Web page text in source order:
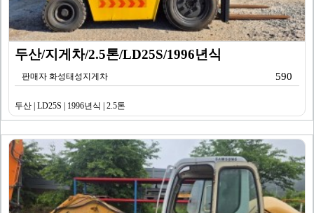
두산/지게차/2.5톤/LD25S/1996년식
판매자 화성태성지게차 590
두산 | LD25S | 1996년식 | 2.5톤